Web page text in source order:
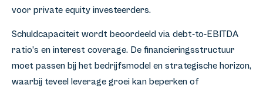
voor private equity investeerders.
Schuldcapaciteit wordt beoordeeld via debt-to-EBITDA
ratio’s en interest coverage. De financieringsstructuur
moet passen bij het bedrijfsmodel en strategische horizon,
waarbij teveel leverage groei kan beperken of